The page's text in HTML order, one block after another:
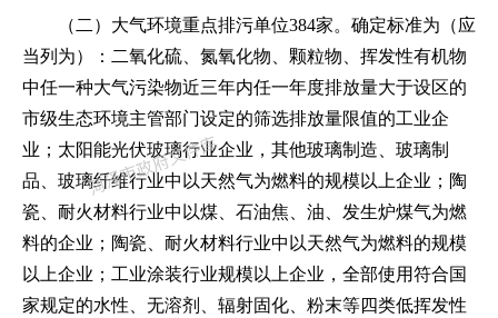
（二）大气环境重点排污单位384家。确定标准为（应
当列为）：二氧化硫、氮氧化物、颗粒物、挥发性有机物
中任一种大气污染物近三年内任一年度排放量大于设区的
市级生态环境主管部门设定的筛选排放量限值的工业企
业；太阳能光伏玻璃行业企业，其他玻璃制造、玻璃制
品、玻璃纤维行业中以天然气为燃料的规模以上企业；陶
瓷、耐火材料行业中以煤、石油焦、油、发生炉煤气为燃
料的企业；陶瓷、耐火材料行业中以天然气为燃料的规模
以上企业；工业涂装行业规模以上企业，全部使用符合国
家规定的水性、无溶剂、辐射固化、粉末等四类低挥发性